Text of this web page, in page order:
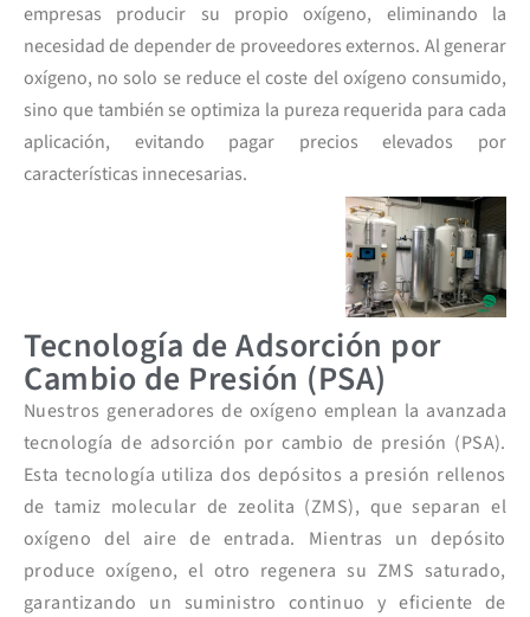
empresas producir su propio oxígeno, eliminando la
necesidad de depender de proveedores externos. Al generar
oxígeno, no solo se reduce el coste del oxígeno consumido,
sino que también se optimiza la pureza requerida para cada
aplicación, evitando pagar precios elevados por
características innecesarias.
Tecnología de Adsorción por
Cambio de Presión (PSA)
Nuestros generadores de oxígeno emplean la avanzada
tecnología de adsorción por cambio de presión (PSA).
Esta tecnología utiliza dos depósitos a presión rellenos
de tamiz molecular de zeolita (ZMS), que separan el
oxígeno del aire de entrada. Mientras un depósito
produce oxígeno, el otro regenera su ZMS saturado,
garantizando un suministro continuo y eficiente de